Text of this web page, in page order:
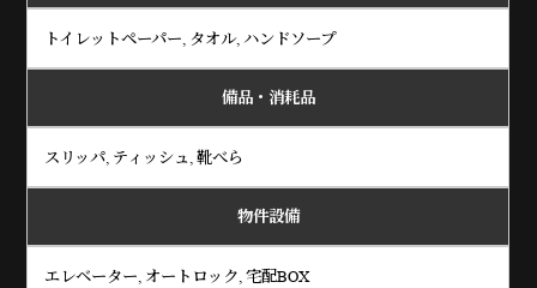
トイレットペーパー, タオル, ハンドソープ
備品・消耗品
スリッパ, ティッシュ, 靴べら
物件設備
エレベーター, オートロック, 宅配BOX